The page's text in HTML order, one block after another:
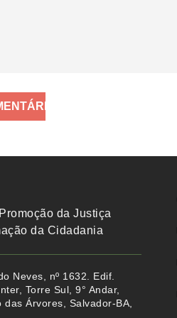
da Justiça
da Cidadania
Neves, nº 1632. Edif.
Torre Sul, 9° Andar,
das Árvores, Salvador-BA,